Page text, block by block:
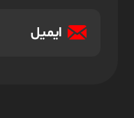
ایمیل